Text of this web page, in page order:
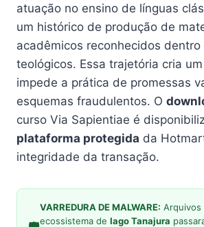
atuação no ensino de línguas
um histórico de produção de
acadêmicos reconhecidos dentro
teológicos. Essa trajetória cria
impede a prática de promessas
esquemas fraudulentos. O
curso Via Sapientiae é
plataforma protegida da
integridade da transação.
VARREDURA DE MALWARE: Arquivos
ecossistema de Iago Tanajura